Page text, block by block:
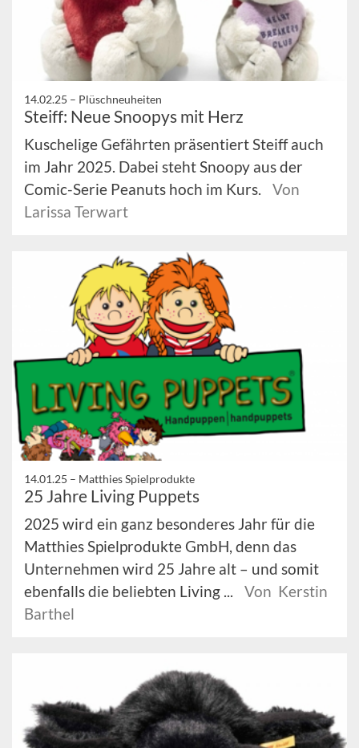
14.02.25 – Plüschneuheiten
Steiff: Neue Snoopys mit Herz
Kuschelige Gefährten präsentiert Steiff auch
im Jahr 2025. Dabei steht Snoopy aus der
Comic-Serie Peanuts hoch im Kurs.
Von
Larissa Terwart
14.01.25 – Matthies Spielprodukte
25 Jahre Living Puppets
2025 wird ein ganz besonderes Jahr für die
Matthies Spielprodukte GmbH, denn das
Unternehmen wird 25 Jahre alt – und somit
ebenfalls die beliebten Living ...
Von Kerstin
Barthel